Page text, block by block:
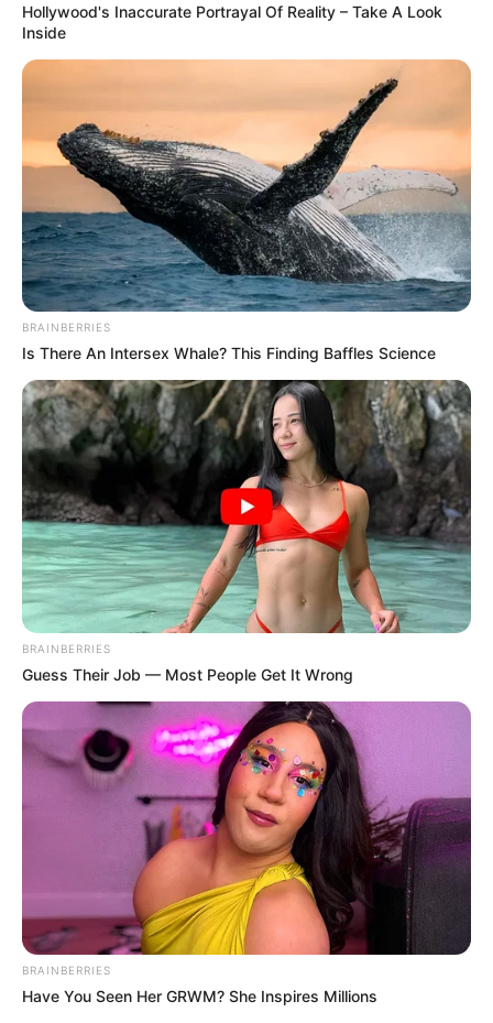
PRIX BARBARA PRONOSTIC QUINTE PMU
03-11-2023
Pronostic PMU et bruits d’écuries du Tiercé
Quinté du jour pour le PRIX BARBARA ce 3
Novembre 2023
Tiercé Quinté du jour dans la réunion n°1 sur l’hippodrome
Hollywood's Inaccurate Portrayal Of Reality – Take A Look
Inside
BRAINBERRIES
Is There An Intersex Whale? This Finding Baffles Science
BRAINBERRIES
Guess Their Job — Most People Get It Wrong
BRAINBERRIES
Have You Seen Her GRWM? She Inspires Millions